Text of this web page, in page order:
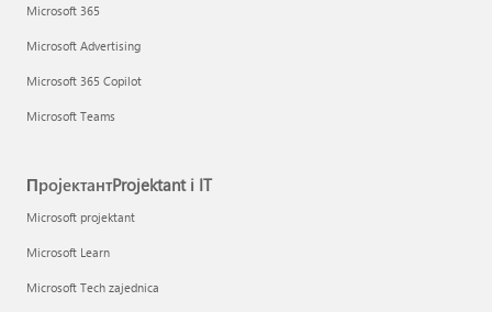
Microsoft 365
Microsoft Advertising
Microsoft 365 Copilot
Microsoft Teams
ПројектантProjektant i IT
Microsoft projektant
Microsoft Learn
Microsoft Tech zajednica